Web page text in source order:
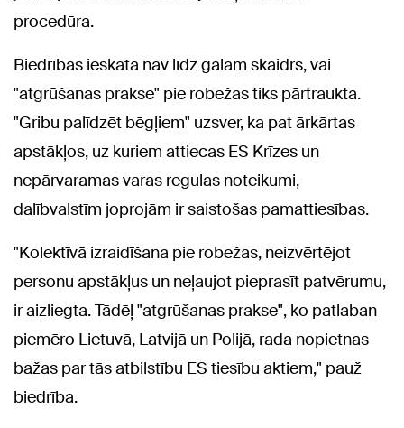
procedūra.
Biedrības ieskatā nav līdz galam skaidrs, vai
"atgrūšanas prakse" pie robežas tiks pārtraukta.
"Gribu palīdzēt bēgļiem" uzsver, ka pat ārkārtas
apstākļos, uz kuriem attiecas ES Krīzes un
nepārvaramas varas regulas noteikumi,
dalībvalstīm joprojām ir saistošas pamattiesības.
"Kolektīvā izraidīšana pie robežas, neizvērtējot
personu apstākļus un neļaujot pieprasīt patvērumu,
ir aizliegta. Tādēļ "atgrūšanas prakse", ko patlaban
piemēro Lietuvā, Latvijā un Polijā, rada nopietnas
bažas par tās atbilstību ES tiesību aktiem," pauž
biedrība.